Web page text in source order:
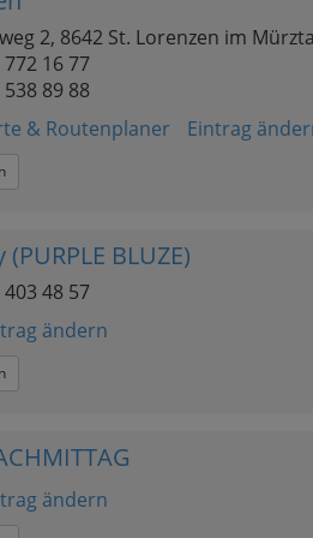
2, 8642 St. Lorenzen im
16 77
89 88
& Routenplaner Eintrag
BLUZE)
48 57
ändern
ändern